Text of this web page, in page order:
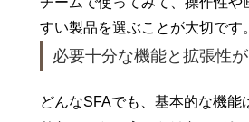
すい製品を選ぶことが大切です。
必要十分な機能と拡張性
どんなSFAでも、基本的な機